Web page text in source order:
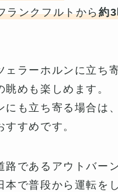
ランクフルトから約
ェラーホルンに立ち
眺めも楽しめます。
にも立ち寄る場合は、
すすめです。
路であるアウトバー
本で普段から運転を